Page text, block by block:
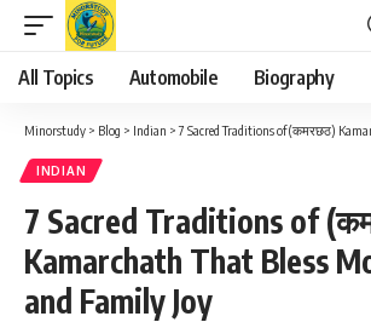
All Topics Automobile Biography
Minorstudy > Blog > Indian >7 Sacred Traditions of (कमरछठ) Kamarchath
INDIAN
7 Sacred Traditions of
Kamarchath That Bless
and Family Joy